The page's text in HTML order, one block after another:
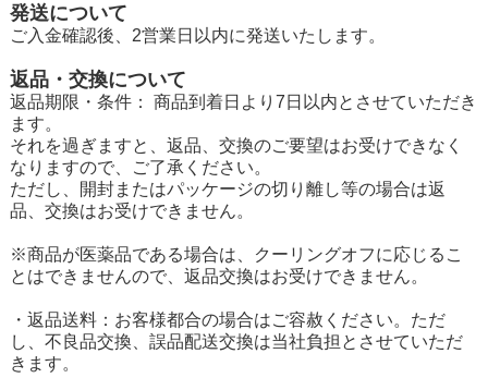
発送について
ご入金確認後、2営業日以内に発送いたします。
返品・交換について
返品期限・条件： 商品到着日より7日以内とさせていただき
ます。
それを過ぎますと、返品、交換のご要望はお受けできなく
なりますので、ご了承ください。
ただし、開封またはパッケージの切り離し等の場合は返
品、交換はお受けできません。
※商品が医薬品である場合は、クーリングオフに応じるこ
とはできませんので、返品交換はお受けできません。
・返品送料：お客様都合の場合はご容赦ください。ただ
し、不良品交換、誤品配送交換は当社負担とさせていただ
きます。